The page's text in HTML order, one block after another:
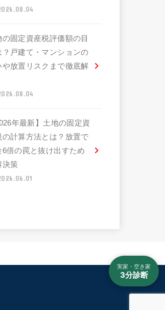
の固定資産税評価額の目
？戸建て・マンションの
や放置リスクまで徹底解
年最新】土地の固定資
の計算方法とは？放置で
6倍の罠と抜け出すため
決策
実家・空き家
3分診断